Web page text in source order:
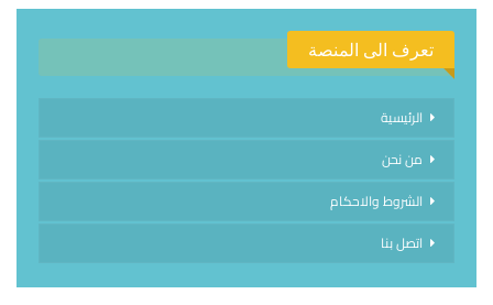
تعرف الى المنصة
الرئيسية
من نحن
الشروط والاحكام
اتصل بنا